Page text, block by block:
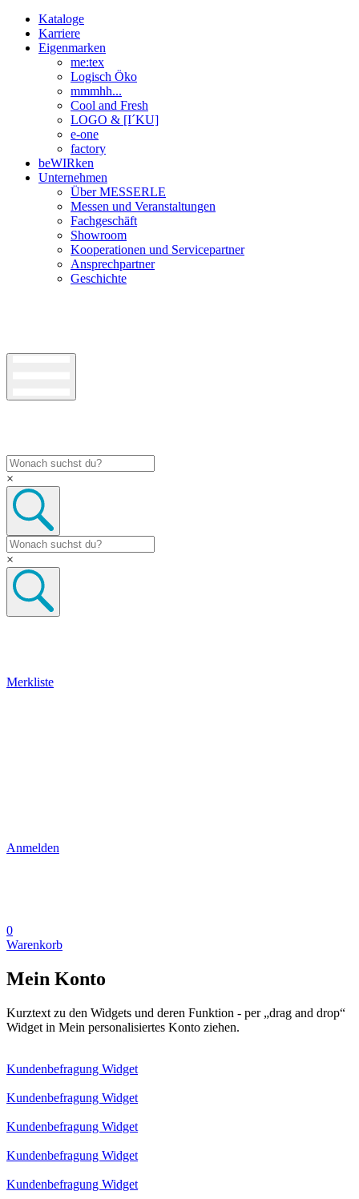
Kataloge
Karriere
Eigenmarken
me:tex
Logisch Öko
mmmhh...
Cool and Fresh
LOGO & [I´KU]
e-one
factory
beWIRken
Unternehmen
Über MESSERLE
Messen und Veranstaltungen
Fachgeschäft
Showroom
Kooperationen und Servicepartner
Ansprechpartner
Geschichte
×
×
Merkliste
Anmelden
0
Warenkorb
Mein Konto
Kurztext zu den Widgets und deren Funktion - per „drag and drop“
Widget in Mein personalisiertes Konto ziehen.
Kundenbefragung Widget
Kundenbefragung Widget
Kundenbefragung Widget
Kundenbefragung Widget
Kundenbefragung Widget